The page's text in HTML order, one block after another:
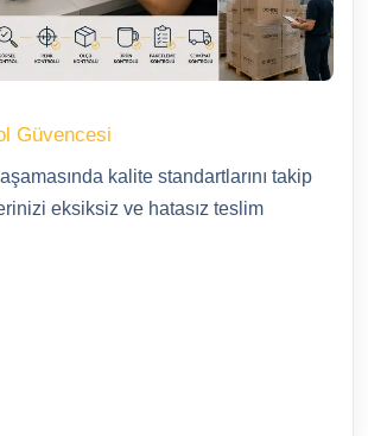
Güvencesi
kalite standartlarını takip
eksiksiz ve hatasız teslim